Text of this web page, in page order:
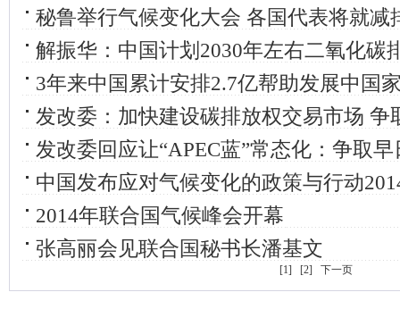
秘鲁举行气候变化大会 各国代表将就减
解振华：中国计划2030年左右二氧化碳
3年来中国累计安排2.7亿帮助发展中国
发改委：加快建设碳排放权交易市场 争
发改委回应让“APEC蓝”常态化：争取
中国发布应对气候变化的政策与行动
2014年联合国气候峰会开幕
张高丽会见联合国秘书长潘基文
[1] [2] 下一页